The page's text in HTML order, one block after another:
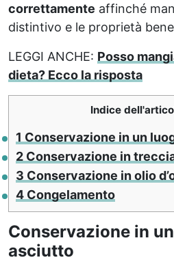
correttamente affinché
distintivo e le proprietà
LEGGI ANCHE: Posso
dieta? Ecco la risposta
Indice
1 Conservazione in un
2 Conservazione in
3 Conservazione in olio
4 Congelamento
Conservazione in
asciutto